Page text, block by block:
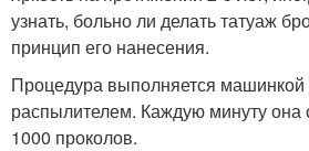
узнать, больно ли делать татуаж
принцип его нанесения.
Процедура выполняется машинкой
распылителем. Каждую минуту она
1000 проколов.